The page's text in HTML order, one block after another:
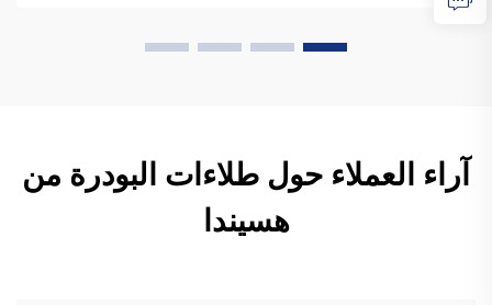
آراء العملاء حول طلاءات البودرة من
هسيندا